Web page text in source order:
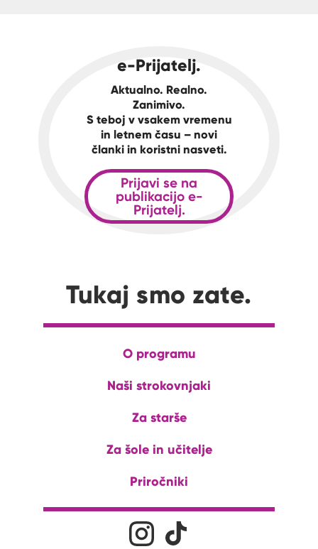
e-Prijatelj.
Aktualno. Realno.
Zanimivo.
S teboj v vsakem vremenu
in letnem času – novi
članki in koristni nasveti.
Prijavi se na
publikacijo e-
Prijatelj.
Tukaj smo zate.
O programu
Naši strokovnjaki
Za starše
Za šole in učitelje
Priročniki
Družabna omrežjaNa naš Instagram profil